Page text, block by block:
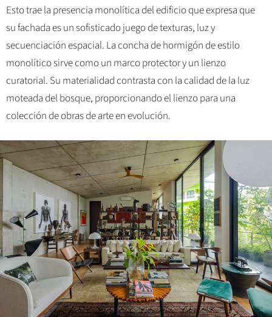
Esto trae la presencia monolítica del edificio que expresa que
su fachada es un sofisticado juego de texturas, luz y
secuenciación espacial. La concha de hormigón de estilo
monolítico sirve como un marco protector y un lienzo
curatorial. Su materialidad contrasta con la calidad de la luz
moteada del bosque, proporcionando el lienzo para una
colección de obras de arte en evolución.